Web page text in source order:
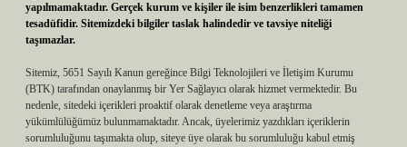
yapılmamaktadır. Gerçek kurum ve kişiler ile isim benzerlikleri tamamen
tesadüfidir. Sitemizdeki bilgiler taslak halindedir ve tavsiye niteliği
taşımazlar.
Sitemiz, 5651 Sayılı Kanun gereğince Bilgi Teknolojileri ve İletişim Kurumu
(BTK) tarafından onaylanmış bir Yer Sağlayıcı olarak hizmet vermektedir. Bu
nedenle, sitedeki içerikleri proaktif olarak denetleme veya araştırma
yükümlülüğümüz bulunmamaktadır. Ancak, üyelerimiz yazdıkları içeriklerin
sorumluluğunu taşımakta olup, siteye üye olarak bu sorumluluğu kabul etmiş